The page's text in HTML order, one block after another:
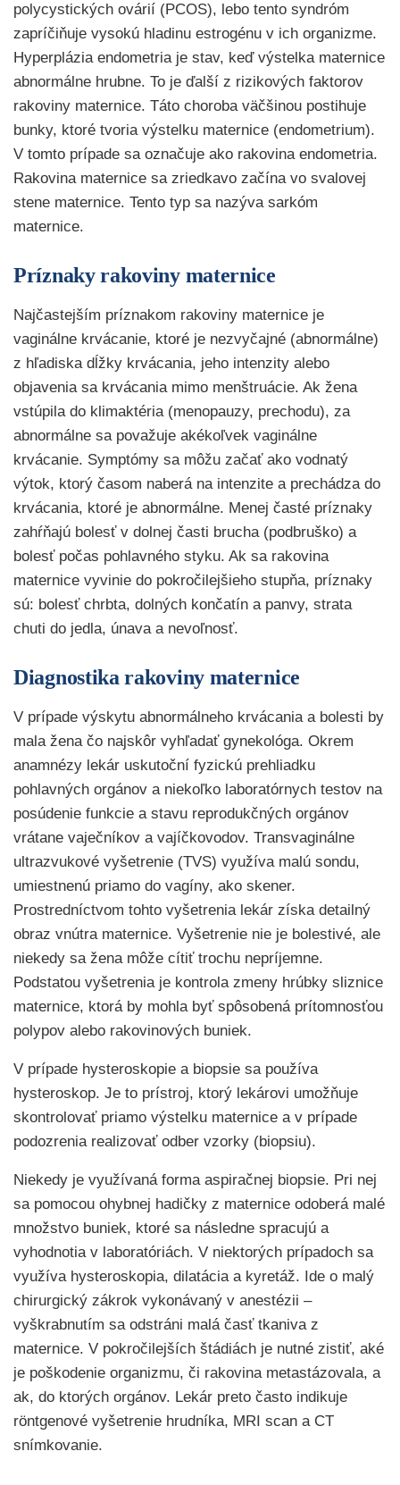
polycystických ovárií (PCOS), lebo tento syndróm
zapríčiňuje vysokú hladinu estrogénu v ich organizme.
Hyperplázia endometria je stav, keď výstelka maternice
abnormálne hrubne. To je ďalší z rizikových faktorov
rakoviny maternice. Táto choroba väčšinou postihuje
bunky, ktoré tvoria výstelku maternice (endometrium).
V tomto prípade sa označuje ako rakovina endometria.
Rakovina maternice sa zriedkavo začína vo svalovej
stene maternice. Tento typ sa nazýva sarkóm
maternice.
Príznaky rakoviny maternice
Najčastejším príznakom rakoviny maternice je
vaginálne krvácanie, ktoré je nezvyčajné (abnormálne)
z hľadiska dĺžky krvácania, jeho intenzity alebo
objavenia sa krvácania mimo menštruácie. Ak žena
vstúpila do klimaktéria (menopauzy, prechodu), za
abnormálne sa považuje akékoľvek vaginálne
krvácanie. Symptómy sa môžu začať ako vodnatý
výtok, ktorý časom naberá na intenzite a prechádza do
krvácania, ktoré je abnormálne. Menej časté príznaky
zahŕňajú bolesť v dolnej časti brucha (podbruško) a
bolesť počas pohlavného styku. Ak sa rakovina
maternice vyvinie do pokročilejšieho stupňa, príznaky
sú: bolesť chrbta, dolných končatín a panvy, strata
chuti do jedla, únava a nevoľnosť.
Diagnostika rakoviny maternice
V prípade výskytu abnormálneho krvácania a bolesti by
mala žena čo najskôr vyhľadať gynekológa. Okrem
anamnézy lekár uskutoční fyzickú prehliadku
pohlavných orgánov a niekoľko laboratórnych testov na
posúdenie funkcie a stavu reprodukčných orgánov
vrátane vaječníkov a vajíčkovodov. Transvaginálne
ultrazvukové vyšetrenie (TVS) využíva malú sondu,
umiestnenú priamo do vagíny, ako skener.
Prostredníctvom tohto vyšetrenia lekár získa detailný
obraz vnútra maternice. Vyšetrenie nie je bolestivé, ale
niekedy sa žena môže cítiť trochu nepríjemne.
Podstatou vyšetrenia je kontrola zmeny hrúbky sliznice
maternice, ktorá by mohla byť spôsobená prítomnosťou
polypov alebo rakovinových buniek.
V prípade hysteroskopie a biopsie sa používa
hysteroskop. Je to prístroj, ktorý lekárovi umožňuje
skontrolovať priamo výstelku maternice a v prípade
podozrenia realizovať odber vzorky (biopsiu).
Niekedy je využívaná forma aspiračnej biopsie. Pri nej
sa pomocou ohybnej hadičky z maternice odoberá malé
množstvo buniek, ktoré sa následne spracujú a
vyhodnotia v laboratóriách. V niektorých prípadoch sa
využíva hysteroskopia, dilatácia a kyretáž. Ide o malý
chirurgický zákrok vykonávaný v anestézii –
vyškrabnutím sa odstráni malá časť tkaniva z
maternice. V pokročilejších štádiách je nutné zistiť, aké
je poškodenie organizmu, či rakovina metastázovala, a
ak, do ktorých orgánov. Lekár preto často indikuje
röntgenové vyšetrenie hrudníka, MRI scan a CT
snímkovanie.